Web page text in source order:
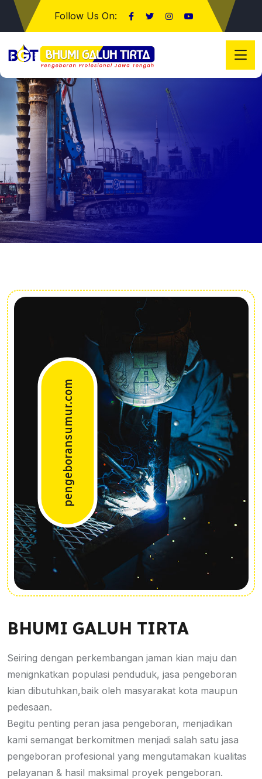
Follow Us On:
pengeboransumur.com
BHUMI GALUH TIRTA
Seiring dengan perkembangan jaman kian maju dan
menignkatkan populasi penduduk, jasa pengeboran
kian dibutuhkan,baik oleh masyarakat kota maupun
pedesaan.
Begitu penting peran jasa pengeboran, menjadikan
kami semangat berkomitmen menjadi salah satu jasa
pengeboran profesional yang mengutamakan kualitas
pelayanan & hasil maksimal proyek pengeboran.